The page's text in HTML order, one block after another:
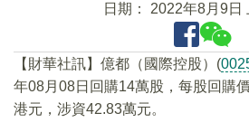
日期： 2022年8月9日
【財華社訊】億都（國際控股）(
年08月08日回購14萬股，每股回購
港元，涉資42.83萬元。